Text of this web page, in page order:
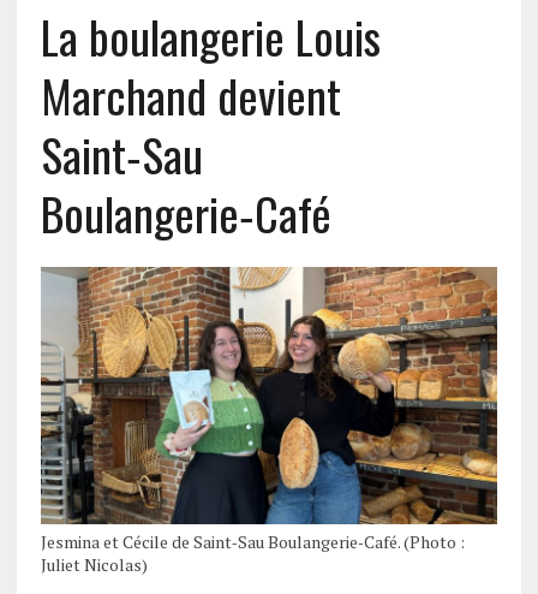
La boulangerie Louis
Marchand devient
Saint‑Sau
Boulangerie‑Café
Jesmina et Cécile de Saint‑Sau Boulangerie‑Café. (Photo :
Juliet Nicolas)